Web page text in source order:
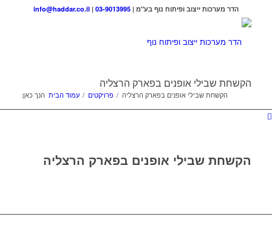
הדר מערכות ייצוב ופיתוח נוף בע"מ | 03-9013995
|
info@haddar.co.il
הקשחת שבילי אופנים בפארק הרצליה
הנך כאן: עמוד הבית / פרויקטים / הקשחת שבילי אופנים בפארק הרצליה
הקשחת שבילי אופנים בפארק הרצליה